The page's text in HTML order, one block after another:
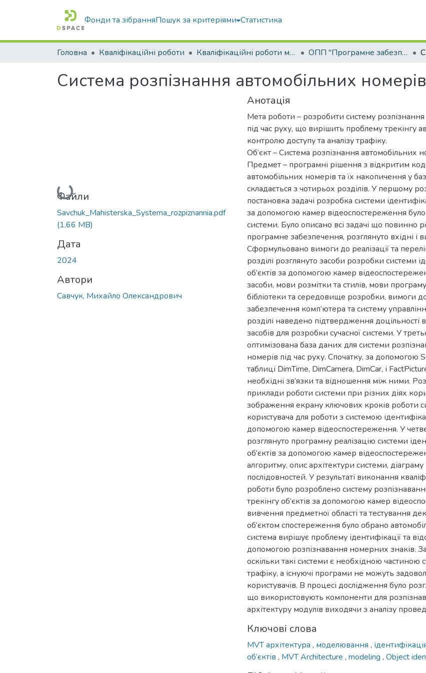
Фонди та зібранняПошук за критеріями Статистика
Головна Кваліфікаційні роботи Кваліфікаційні роботи магістрів ОПП "Програмне забезпечення інформаційних систем"
Система розпізнання автомобільних
Вантажиться...
Файли
Savchuk_Mahisterska_Systema_rozpiznannia.pdf
(1,66 MB)
Дата
2024
Автори
Савчук, Михайло Олександрович
Анотація
Мета роботи – розробити систему
під час руху, що вирішить проблему трекінгу
контролю доступу та аналізу трафіку.
Об’єкт – Система розпізнання автомобільних
Предмет – програмні рішення з відкритим
автомобільних номерів та їх накопичення у
складається з чотирьох розділів. У першому
постановка задачі розробка системи
за допомогою камер відеоспостереження
системи. Було описано всі задачі що повинно
програмне забезпечення, розглянуто вхідні і
Сформульовано вимоги до реалізації та
розділі розглянуто засоби розробки системи
об’єктів за допомогою камер
засоби, мови розмітки та стилів, мови
бібліотеки та середовище розробки, вимоги
забезпечення комп’ютера та систему
розділі наведено підтвердження доцільності
засобів для розробки сучасної системи. У
оптимізована база даних для системи
номерів під час руху. Спочатку, за допомогою
таблиці DimTime, DimCamera, DimCar, і
необхідні зв’язки та відношення між ними.
приклади роботи системи при різних діях
зображення екрану ключових кроків роботи
користувача для роботи з системою
допомогою камер відеоспостереження. У
розглянуто програмну реалізацію системи
об’єктів за допомогою камер
алгоритму, опис архітектури системи,
послідовностей. У результаті виконання
роботи було розроблено систему
трекінгу об’єктів за допомогою камер
вивчення предметної області та тестування
об’єктом спостереження було обрано
система вирішує проблему ідентифікації та
допомогою розпізнавання номерних знаків.
оскільки такі системи є необхідною частиною
трафіку, а існуючі програми не можуть
користувачів. В процесі дослідження було
що використовують компоненти для
архітектуру модулів виходячи з аналізу
Ключові слова
MVT архітектура , моделювання ,
об’єктів , MVT Architecture , modeling , Object